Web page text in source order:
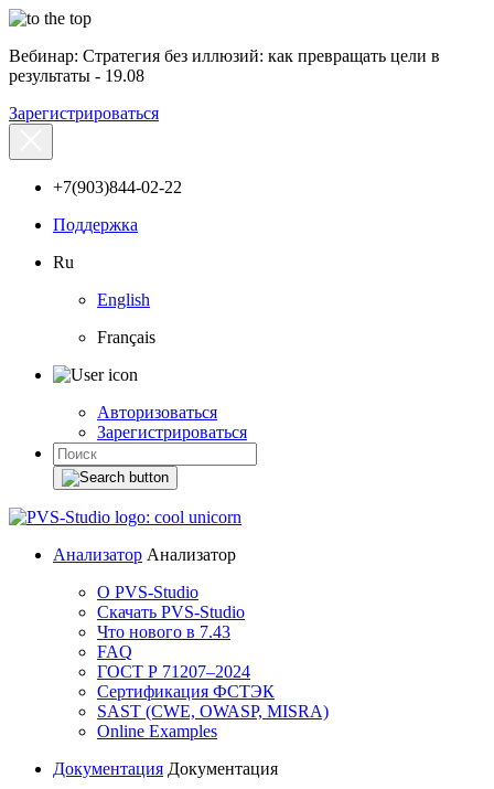
Вебинар: Стратегия без иллюзий: как превращать цели в
результаты - 19.08
Зарегистрироваться
+7(903)844-02-22
Поддержка
Ru
English
Français
Авторизоваться
Зарегистрироваться
Анализатор Анализатор
О PVS-Studio
Скачать PVS-Studio
Что нового в 7.43
FAQ
ГОСТ Р 71207–2024
Сертификация ФСТЭК
SAST (CWE, OWASP, MISRA)
Online Examples
Документация Документация